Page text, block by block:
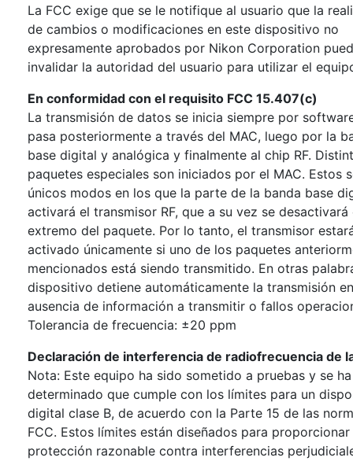
La FCC exige que se le notifique al usuario que la
de cambios o modificaciones en este dispositivo no
expresamente aprobados por Nikon Corporation
invalidar la autoridad del usuario para utilizar el
En conformidad con el requisito FCC 15.407(c)
La transmisión de datos se inicia siempre por
pasa posteriormente a través del MAC, luego por la
base digital y analógica y finalmente al chip RF.
paquetes especiales son iniciados por el MAC. Estos
únicos modos en los que la parte de la banda base
activará el transmisor RF, que a su vez se desactivará
extremo del paquete. Por lo tanto, el transmisor
activado únicamente si uno de los paquetes
mencionados está siendo transmitido. En otras
dispositivo detiene automáticamente la transmisión
ausencia de información a transmitir o fallos
Tolerancia de frecuencia: ±20 ppm
Declaración de interferencia de radiofrecuencia de
Nota: Este equipo ha sido sometido a pruebas y se ha
determinado que cumple con los límites para un
digital clase B, de acuerdo con la Parte 15 de las
FCC. Estos límites están diseñados para proporcionar
protección razonable contra interferencias